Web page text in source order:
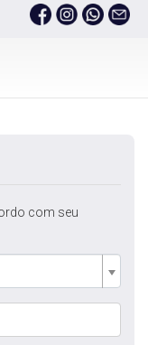
com seu